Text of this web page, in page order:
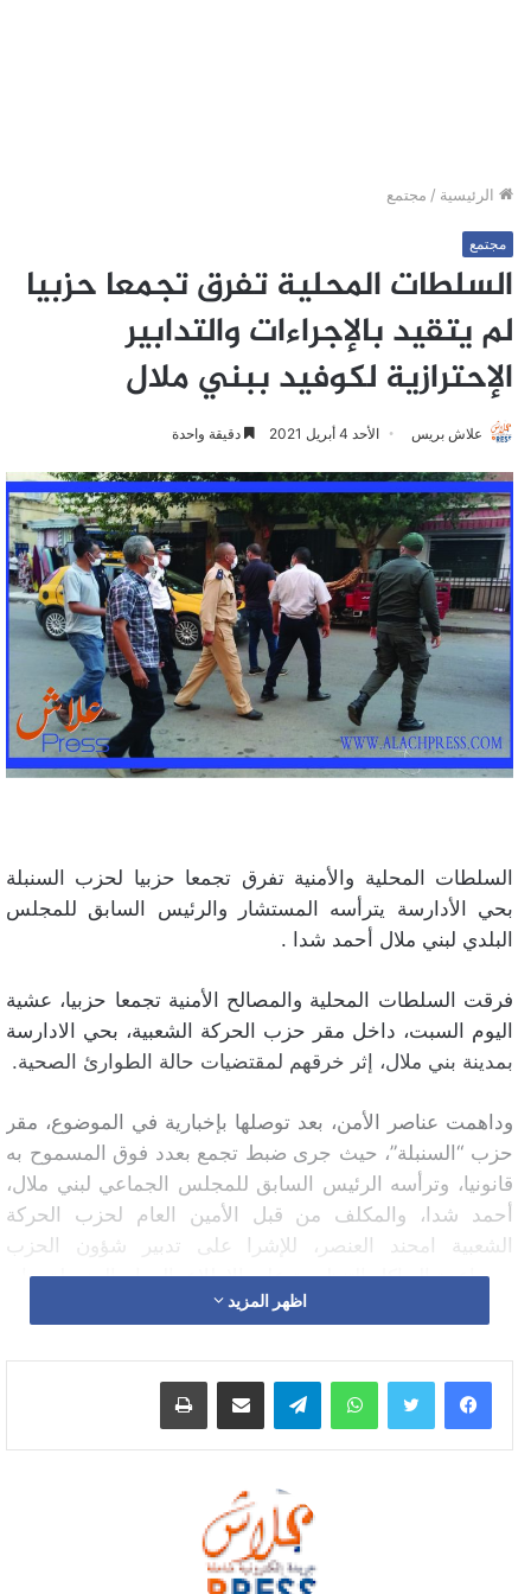
الرئيسية / مجتمع
مجتمع
السلطات المحلية تفرق تجمعا حزبيا
لم يتقيد بالإجراءات والتدابير
الإحترازية لكوفيد ببني ملال
علاش بريس الأحد 4 أبريل 2021 دقيقة واحدة
السلطات المحلية والأمنية تفرق تجمعا حزبيا لحزب السنبلة
بحي الأدارسة يترأسه المستشار والرئيس السابق للمجلس
البلدي لبني ملال أحمد شدا .
فرقت السلطات المحلية والمصالح الأمنية تجمعا حزبيا، عشية
اليوم السبت، داخل مقر حزب الحركة الشعبية، بحي الادارسة
بمدينة بني ملال، إثر خرقهم لمقتضيات حالة الطوارئ الصحية.
وداهمت عناصر الأمن، بعد توصلها بإخبارية في الموضوع، مقر
حزب “السنبلة”، حيث جرى ضبط تجمع بعدد فوق المسموح به
قانونيا، وترأسه الرئيس السابق للمجلس الجماعي لبني ملال،
أحمد شدا، والمكلف من قبل الأمين العام لحزب الحركة
الشعبية امحند العنصر، للإشرا على تدبير شؤون الحزب
ومساعدة الهياكل التنظيمية على الاطلاع بالمهام المنوطة بها.
الحزبي، عن توقيف أزيد من 120 شخص، جلهم نساء، حوالي
70، كانوا داخل المقر من أجل إنتخاب كاتب الفرع المحلي
للحزب.
وجرى وضع حد لـ”التجمع الممنوع”، وفق إفادة مصدر محلي،
دون تحرير مخالفات في حق المخالفين.
يشار أنه من الوجوه المحتملة لتقلد مهام كاتب الفرع الحزبي،
اظهر المزيد
واتساب تيلقرام مشاركة عبر البريد طباعة